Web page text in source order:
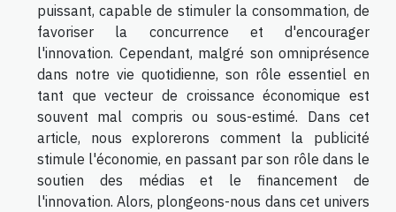
puissant, capable de stimuler la consommation, de
favoriser la concurrence et d'encourager
l'innovation. Cependant, malgré son omniprésence
dans notre vie quotidienne, son rôle essentiel en
tant que vecteur de croissance économique est
souvent mal compris ou sous-estimé. Dans cet
article, nous explorerons comment la publicité
stimule l'économie, en passant par son rôle dans le
soutien des médias et le financement de
l'innovation. Alors, plongeons-nous dans cet univers